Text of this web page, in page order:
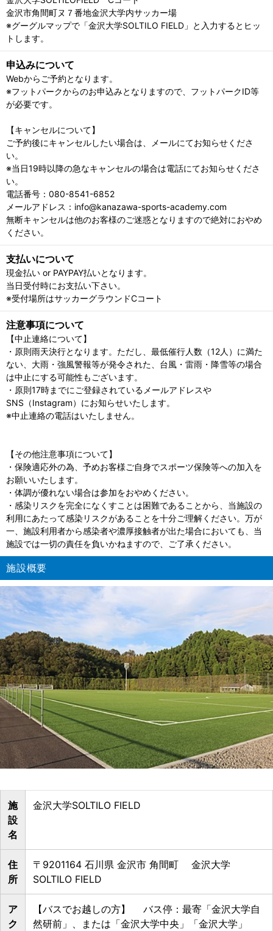
金沢市角間町ヌ７番地金沢大学内サッカー場
※グーグルマップで「金沢大学SOLTILO FIELD」と入力するとヒッ
トします。
申込みについて
Webからご予約となります。
※フットパークからのお申込みとなりますので、フットパークID等
が必要です。
【キャンセルについて】
ご予約後にキャンセルしたい場合は、メールにてお知らせくださ
い。
※当日19時以降の急なキャンセルの場合は電話にてお知らせくださ
い。
電話番号：080-8541-6852
メールアドレス：info@kanazawa-sports-academy.com
無断キャンセルは他のお客様のご迷惑となりますので絶対におやめ
ください。
支払いについて
現金払い or PAYPAY払いとなります。
当日受付時にお支払い下さい。
※受付場所はサッカーグラウンドCコート
注意事項について
【中止連絡について】
・原則雨天決行となります。ただし、最低催行人数（12人）に満た
ない、大雨・強風警報等が発令された、台風・雷雨・降雪等の場合
は中止にする可能性もございます。
・原則17時までにご登録されているメールアドレスや
SNS（Instagram）にお知らせいたします。
※中止連絡の電話はいたしません。
【その他注意事項について】
・保険適応外の為、予めお客様ご自身でスポーツ保険等への加入を
お願いいたします。
・体調が優れない場合は参加をおやめください。
・感染リスクを完全になくすことは困難であることから、当施設の
利用にあたって感染リスクがあることを十分ご理解ください。万が
一、施設利用者から感染者や濃厚接触者が出た場合においても、当
施設では一切の責任を負いかねますので、ご了承ください。
施設概要
施
設
名
金沢大学SOLTILO FIELD
住
所
〒9201164 石川県 金沢市 角間町 金沢大学
SOLTILO FIELD
ア
ク
【バスでお越しの方】 バス停：最寄「金沢大学自
然研前」、または「金沢大学中央」「金沢大学」 ​ ​